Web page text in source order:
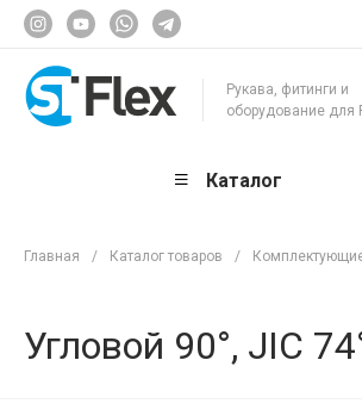
Рукава, фитинги и
оборудование для
Каталог
Главная / Каталог товаров /
Угловой 90°, JIC